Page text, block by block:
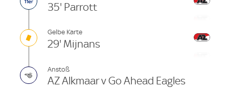
35' Parrott
Gelbe Karte
29' Mijnans
Anstoß
AZ Alkmaar v Go Ahead Eagles